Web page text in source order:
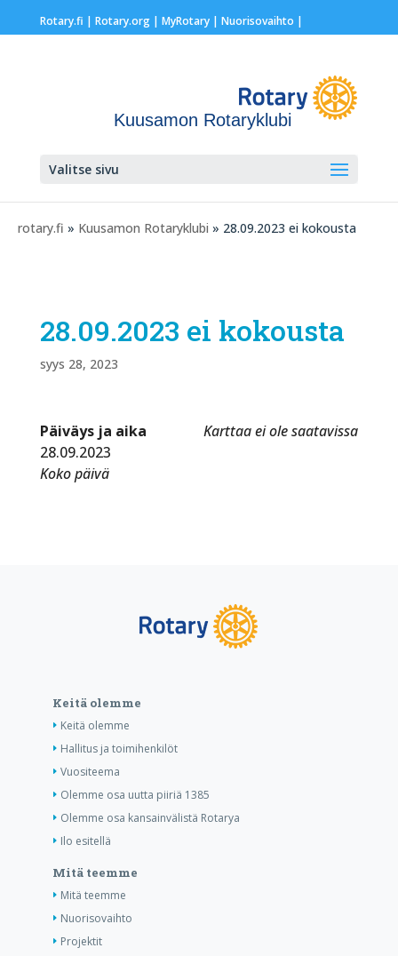
Rotary.fi | Rotary.org| MyRotary | Nuorisovaihto |
Kuusamon Rotaryklubi
Valitse sivu
rotary.fi » Kuusamon Rotaryklubi » 28.09.2023 ei kokousta
28.09.2023 ei kokousta
syys 28, 2023
Karttaa ei ole saatavissa
Päiväys ja aika
28.09.2023
Koko päivä
Keitä olemme
Keitä olemme
Hallitus ja toimihenkilöt
Vuositeema
Olemme osa uutta piiriä 1385
Olemme osa kansainvälistä Rotarya
Ilo esitellä
Mitä teemme
Mitä teemme
Nuorisovaihto
Projektit